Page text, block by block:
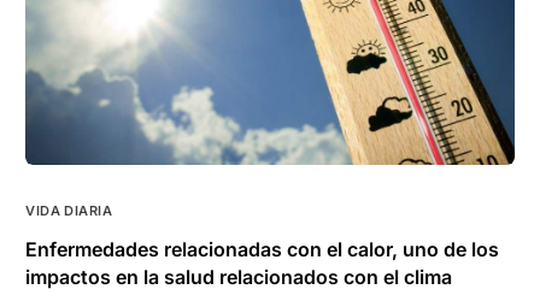
VIDA DIARIA
Enfermedades relacionadas con el calor, uno de los
impactos en la salud relacionados con el clima